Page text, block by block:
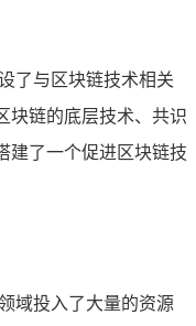
了与区块链技术相关
块链的底层技术、共识
建了一个促进区块链技
域投入了大量的资源